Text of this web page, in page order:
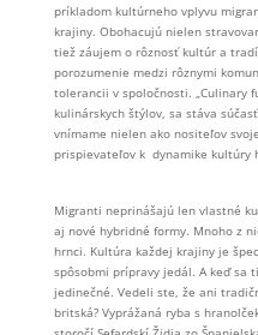
príkladom kultúrneho vplyvu
krajiny. Obohacujú nielen
tiež záujem o rôznosť kultúr a
porozumenie medzi rôznymi
tolerancii v spoločnosti. „Culinary
kulinárskych štýlov, sa stáva
vnímame nielen ako nositeľov
prispievateľov k dynamike kultúry
Migranti neprinášajú len vlastné
aj nové hybridné formy. Mnoho z
hrnci. Kultúra každej krajiny je
spôsobmi prípravy jedál. A keď sa
jedinečné. Vedeli ste, že ani
britská? Vyprážaná ryba s